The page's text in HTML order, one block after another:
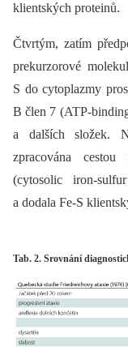
klientských proteinů.
Čtvrtým, zatím
prekurzorové
S do cytoplazmy
B člen 7 (ATP-
a dalších složek.
zpracována cestou
(cytosolic iron-
a dodala Fe-S
Tab. 2. Srovnání